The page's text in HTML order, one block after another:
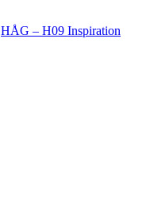
HÅG – H09 Inspiration